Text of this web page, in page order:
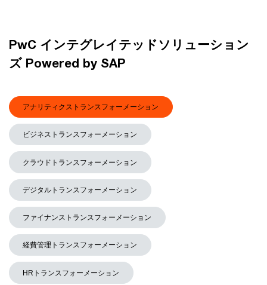
PwC インテグレイテッドソリューション
ズ Powered by SAP
アナリティクストランスフォーメーション
ビジネストランスフォーメーション
クラウドトランスフォーメーション
デジタルトランスフォーメーション
ファイナンストランスフォーメーション
経費管理トランスフォーメーション
HRトランスフォーメーション